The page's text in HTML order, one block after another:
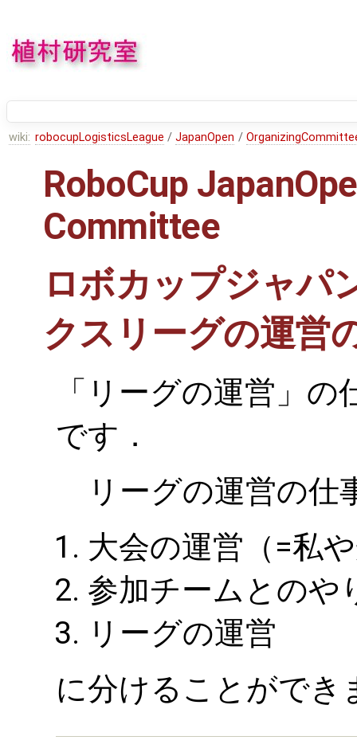
wiki: robocupLogisticsLeague / JapanOpen /
RoboCup
Committee
ロボカップジャ
クスリーグの運営
「リーグの運営」
です．
リーグの運営の仕
大会の運営（=私
参加チームとのや
リーグの運営
に分けることができ